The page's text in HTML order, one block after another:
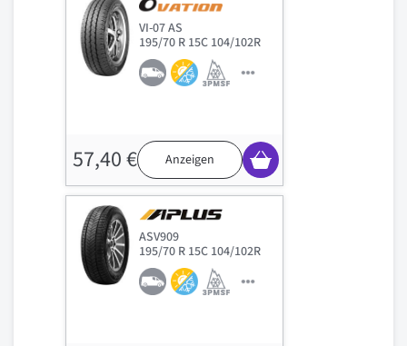
VI-07 AS
195/70 R 15C 104/102R
57,40 € Anzeigen
ASV909
195/70 R 15C 104/102R